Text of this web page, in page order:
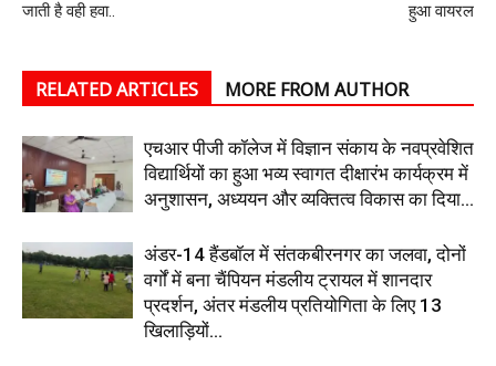
जाती है वही हवा..
हुआ वायरल
RELATED ARTICLES MORE FROM AUTHOR
एचआर पीजी कॉलेज में विज्ञान संकाय के नवप्रवेशित
विद्यार्थियों का हुआ भव्य स्वागत दीक्षारंभ कार्यक्रम में
अनुशासन, अध्ययन और व्यक्तित्व विकास का दिया...
अंडर-14 हैंडबॉल में संतकबीरनगर का जलवा, दोनों
वर्गों में बना चैंपियन मंडलीय ट्रायल में शानदार
प्रदर्शन, अंतर मंडलीय प्रतियोगिता के लिए 13
खिलाड़ियों...